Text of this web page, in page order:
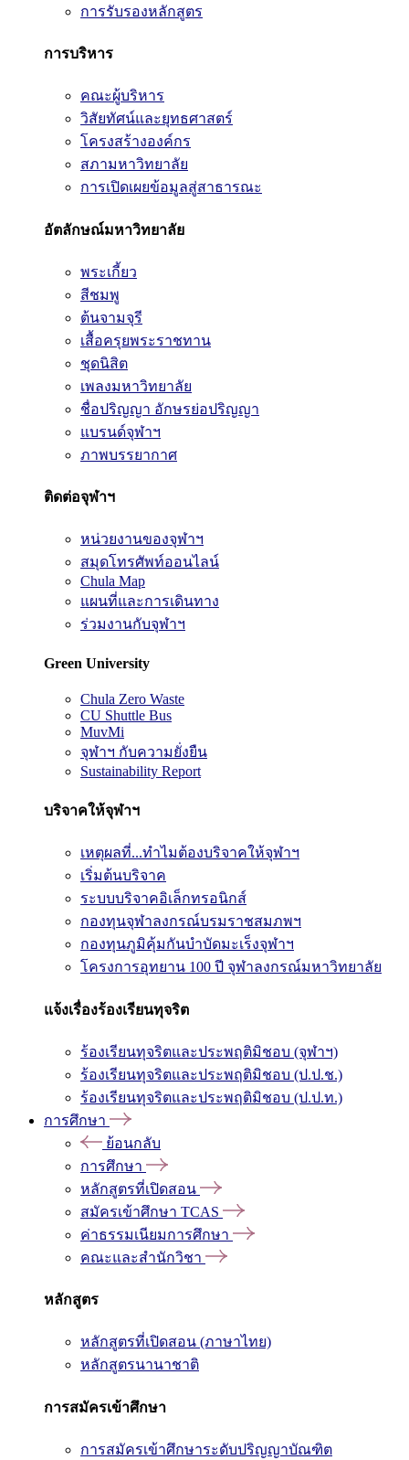
การรับรองหลักสูตร
การบริหาร
คณะผู้บริหาร
วิสัยทัศน์และยุทธศาสตร์
โครงสร้างองค์กร
สภามหาวิทยาลัย
การเปิดเผยข้อมูลสู่สาธารณะ
อัตลักษณ์มหาวิทยาลัย
พระเกี้ยว
สีชมพู
ต้นจามจุรี
เสื้อครุยพระราชทาน
ชุดนิสิต
เพลงมหาวิทยาลัย
ชื่อปริญญา อักษรย่อปริญญา
แบรนด์จุฬาฯ
ภาพบรรยากาศ
ติดต่อจุฬาฯ
หน่วยงานของจุฬาฯ
สมุดโทรศัพท์ออนไลน์
Chula Map
แผนที่และการเดินทาง
ร่วมงานกับจุฬาฯ
Green University
Chula Zero Waste
CU Shuttle Bus
MuvMi
จุฬาฯ กับความยั่งยืน
Sustainability Report
บริจาคให้จุฬาฯ
เหตุผลที่...ทำไมต้องบริจาคให้จุฬาฯ
เริ่มต้นบริจาค
ระบบบริจาคอิเล็กทรอนิกส์
กองทุนจุฬาลงกรณ์บรมราชสมภพฯ
กองทุนภูมิคุ้มกันบำบัดมะเร็งจุฬาฯ
โครงการอุทยาน 100 ปี จุฬาลงกรณ์มหาวิทยาลัย
แจ้งเรื่องร้องเรียนทุจริต
ร้องเรียนทุจริตและประพฤติมิชอบ (จุฬาฯ)
ร้องเรียนทุจริตและประพฤติมิชอบ (ป.ป.ช.)
ร้องเรียนทุจริตและประพฤติมิชอบ (ป.ป.ท.)
การศึกษา
ย้อนกลับ
การศึกษา
หลักสูตรที่เปิดสอน
สมัครเข้าศึกษา TCAS
ค่าธรรมเนียมการศึกษา
คณะและสำนักวิชา
หลักสูตร
หลักสูตรที่เปิดสอน (ภาษาไทย)
หลักสูตรนานาชาติ
การสมัครเข้าศึกษา
การสมัครเข้าศึกษาระดับปริญญาบัณฑิต